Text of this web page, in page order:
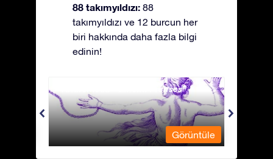
88 takımyıldızı: 88
takımyıldızı ve 12 burcun her
biri hakkında daha fazla bilgi
edinin!
Andromeda - Zincirli Prenses
Görüntüle